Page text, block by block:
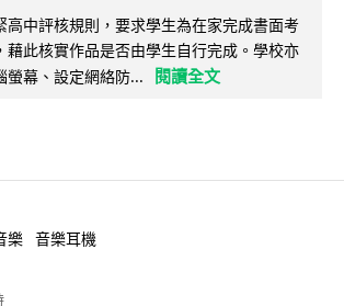
高中評核規則，要求學生為在家完成書面考
藉此核實作品是否由學生自行完成。學校亦
螢幕、設定網絡防...
閱讀全文
樂 音樂耳機